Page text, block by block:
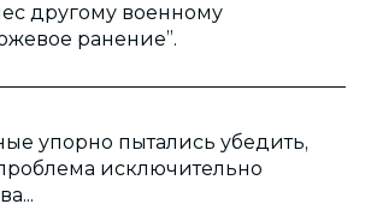
другому военному
ранение”.
упорно пытались убедить,
исключительно